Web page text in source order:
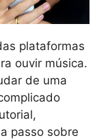
plataformas
ouvir música.
de uma
passo sobre